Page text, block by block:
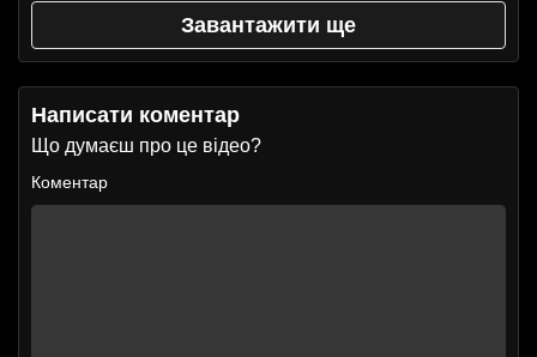
Завантажити ще
Написати коментар
Що думаєш про це відео?
Коментар